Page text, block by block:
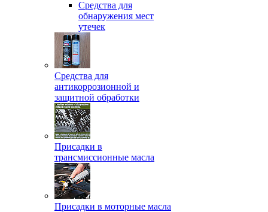
Средства для
обнаружения мест
утечек
Средства для
антикоррозионной и
защитной обработки
Присадки в
трансмиссионные масла
Присадки в моторные масла